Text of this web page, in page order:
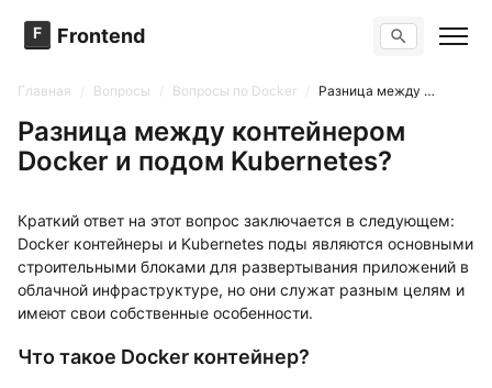
F Frontend Поиск по сайту
Тренажер вопросов
Тесты
Задачи
Главная Вопросы Вопросы по Docker Разница между контейнером Docker и подом Kubernetes?
Разница между контейнером
Docker и подом Kubernetes?
Краткий ответ на этот вопрос заключается в следующем:
Docker контейнеры и Kubernetes поды являются основными
строительными блоками для развертывания приложений в
облачной инфраструктуре, но они служат разным целям и
имеют свои собственные особенности.
Что такое Docker контейнер?